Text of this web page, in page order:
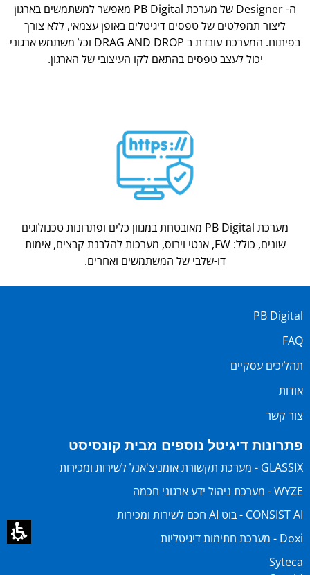
ה- Designer של מערכת PB Digital מאפשר למשתמשים בארגון
ליצור תמפלטים של טפסים דיגיטלים באופן עצמאי, ללא צורך
בפיתוח. המערכת עובדת ב DRAG AND DROP וכל משתמש ארגוני
יכול לעצב טפסים בהתאם לקו העיצובי של הארגון.
מערכת PB Digital מאובטחת במגוון כלים ופתרונות טכנולוגים
שונים, כולל: FW, אנטי וירוס, מערכות להלבנת קבצים, אימות
דו-שלבי של המשתמשים ואחרים.
PB Digital
FAQ
תהליכים עסקיים
אודות
צור קשר
פתרונות דיגיטל נוספים מבית קונסיסט
GLASSIX - מערכת תקשורת אומניצ'אנל לשירות ומכירות
WYZE - מערכת ניהול ידע ארגוני חכמה
CONSIST AI - בוט AI חכם לשירות ומכירות
Doxi - מערכת חתימות דיגיטליות
Syteca